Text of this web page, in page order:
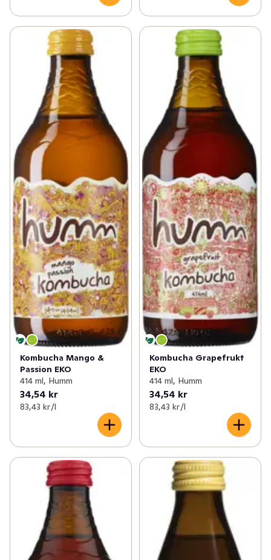
Kombucha Mango &
Passion EKO
414 ml, Humm
34,54 kr
83,43 kr /l
Kombucha Grapefrukt
EKO
414 ml, Humm
34,54 kr
83,43 kr /l